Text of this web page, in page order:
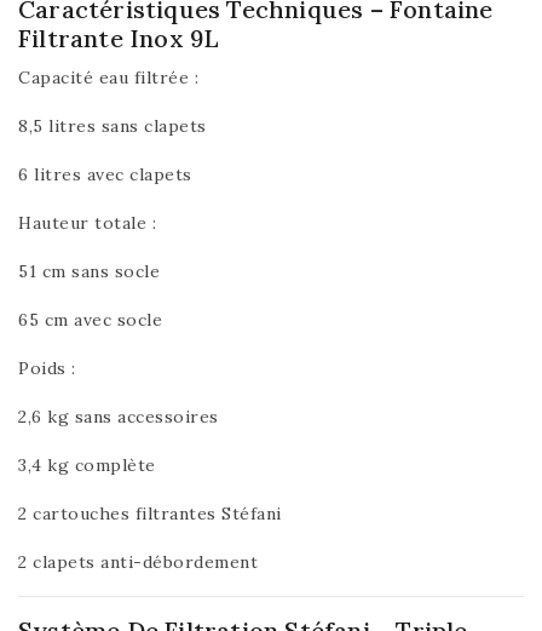
Caractéristiques Techniques – Fontaine
Filtrante Inox 9L
Capacité eau filtrée :
8,5 litres sans clapets
6 litres avec clapets
Hauteur totale :
51 cm sans socle
65 cm avec socle
Poids :
2,6 kg sans accessoires
3,4 kg complète
2 cartouches filtrantes Stéfani
2 clapets anti-débordement